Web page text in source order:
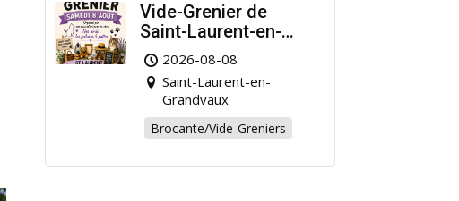
Vide-Grenier de
Saint-Laurent-en-
Grandvaux : Venez
chiner pour la bonne
cause !
2026-08-08
Saint-Laurent-en-
Grandvaux
Brocante/Vide-Greniers